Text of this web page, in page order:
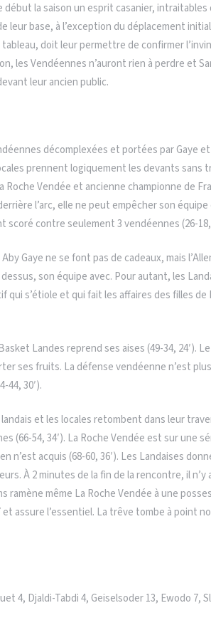
la saison un esprit casanier, intraitables
leur base, à l’exception du déplacement
doit leur permettre de confirmer
les Vendéennes n’auront rien à perdre et
leur ancien public.
décomplexées et portées par Gaye et
prennent logiquement les devants sans
Roche Vendée et ancienne championne de
l’arc, elle ne peut empêcher son équipe
scoré contre seulement 3 vendéennes (26-18,
Gaye ne se font pas de cadeaux, mais
son équipe avec. Pour autant, les
s’étiole et qui fait les affaires des filles de
Landes reprend ses aises (49-34, 24′).
ses fruits. La défense vendéenne n’est
30′).
et les locales retombent dans leur
(66-54, 34′). La Roche Vendée est sur une
n’est acquis (68-60, 36′). Les Landaises
À 2 minutes de la fin de la rencontre, il n’y
même La Roche Vendée à une
assure l’essentiel. La trêve tombe à point
4, Djaldi-Tabdi 4, Geiselsoder 13, Ewodo 7,